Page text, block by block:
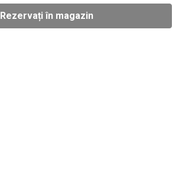
Rezervați în magazin